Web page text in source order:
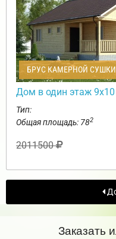
БРУС КАМЕРНОЙ СУШКИ
Дом в один этаж 9х10
Тип:
Общая площадь: 782
2011500
Заказать